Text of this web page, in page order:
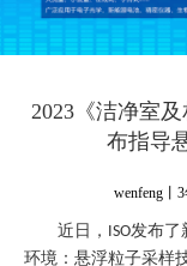
2023《洁净室
布指导
wenfeng丨
近日， ISO发布了
环境：悬浮粒子采样